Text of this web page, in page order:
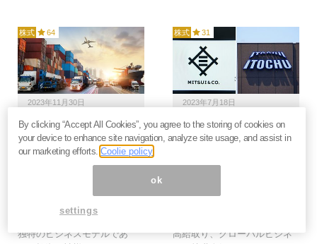
株式 64
2023年11月30日
総合商社株、いま買うな
らどれ？最新決算から見
えた明暗。長期投資家が
注視すべきリスクとは＝
5大商社は注目度が高いセクタ
ーです。これらの企業は日本
独特のビジネスモデルであ
株式 31
2023年7月18日
三井物産と伊藤忠、プロ
の長期投資家はどちらを
きく違う成長戦略＝佐々
高給取り、グローバルビジネ
By clicking “Accept All Cookies”, you agree to the storing of cookies on
your device to enhance site navigation, analyze site usage, and assist in
our marketing efforts.Coolie policy
ok
settings